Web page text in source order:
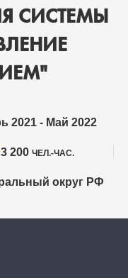
СИСТЕМЫ
2021 - Май 2022
3 200 ЧЕЛ.-ЧАС.
округ РФ